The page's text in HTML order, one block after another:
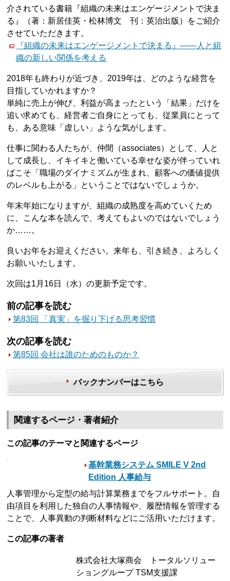
介されている書籍『組織の未来はエンゲージメントで決ま
る』（著：新居佳英・松林博文 刊：英治出版）をご紹介
させていただきます。
『組織の未来はエンゲージメントで決まる』――人と組
織の新しい関係を考える
2018年も終わりが近づき、2019年は、どのような経営を
目指していかれますか？
単純に売上が伸び、利益が高まったという「結果」だけを
追い求めても、経営者ご自身にとっても、従業員にとって
も、ある意味「虚しい」ような気がします。
仕事に関わる人たちが、仲間（associates）として、人と
して成長し、イキイキと働いている幸せな姿が伴っていれ
ばこそ「職場のダイナミズムが生まれ、顧客への価値提供
のレベルも上がる」ということではないでしょうか。
年末年始になりますが、組織の成熟度を高めていくため
に、こんな本を読んで、考えてもよいのではないでしょう
か……。
良いお年をお迎えください。来年も、引き続き、よろしく
お願いいたします。
次回は1月16日（水）の更新予定です。
前の記事を読む
第83回 「真実」を掘り下げる思考習慣
次の記事を読む
第85回 会社は誰のためのものか？
バックナンバーはこちら
関連するページ・著者紹介
この記事のテーマと関連するページ
基幹業務システム SMILE V 2nd
Edition 人事給与
人事管理から定型の給与計算業務までをフルサポート。自
由項目を利用した独自の人事情報や、履歴情報を管理する
ことで、人事異動の判断材料などにご活用いただけます。
この記事の著者
株式会社大塚商会 トータルソリュー
ショングループ TSM支援課